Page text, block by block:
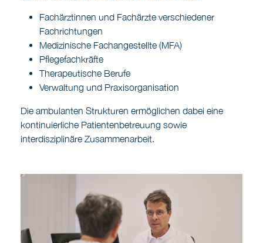
Fachärztinnen und Fachärzte verschiedener
Fachrichtungen
Medizinische Fachangestellte (MFA)
Pflegefachkräfte
Therapeutische Berufe
Verwaltung und Praxisorganisation
Die ambulanten Strukturen ermöglichen dabei eine
kontinuierliche Patientenbetreuung sowie
interdisziplinäre Zusammenarbeit.